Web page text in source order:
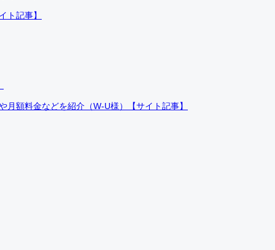
ト記事】
額料金などを紹介（W-U様）【サイト記事】